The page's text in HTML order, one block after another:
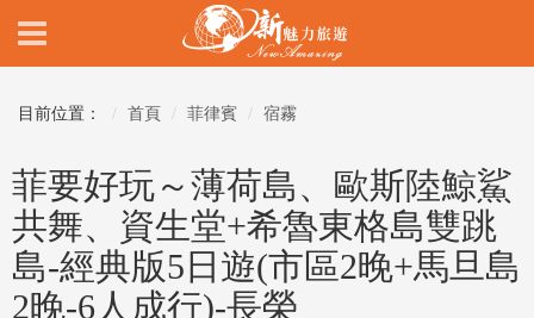
目前位置： 首頁 菲律賓 宿霧
菲要好玩～薄荷島、歐斯陸鯨鯊
共舞、資生堂+希魯東格島雙跳
島-經典版5日遊(市區2晚+馬旦島
2晚-6人成行)-長榮